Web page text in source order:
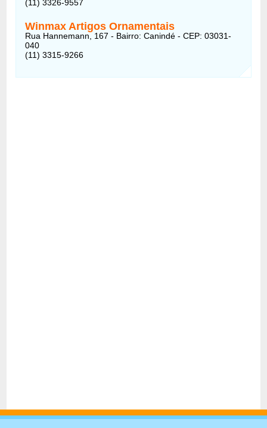
(11) 3326-9557
Winmax Artigos Ornamentais
Rua Hannemann, 167 - Bairro: Canindé - CEP: 03031-
040
(11) 3315-9266